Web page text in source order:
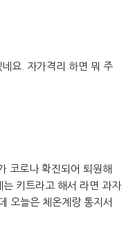
요. 자가격리 하면 뭐 주
코로나 확진되어 퇴원해
키트라고 해서 라면 과자
오늘은 체온계랑 통지서